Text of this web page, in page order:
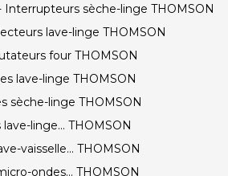
Interrupteurs sèche-linge THOMSON
lave-linge THOMSON
four THOMSON
lave-linge THOMSON
sèche-linge THOMSON
lave-linge... THOMSON
vaisselle... THOMSON
ondes... THOMSON